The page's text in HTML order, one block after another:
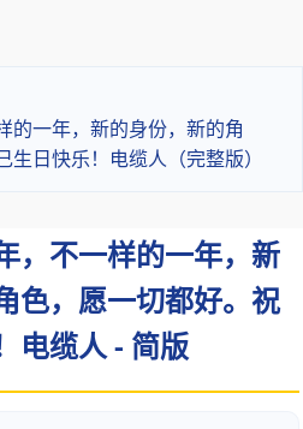
的一年，新的身份，新的角
日快乐！电缆人（完整版）
，不一样的一年，新
色，愿一切都好。祝
电缆人 - 简版